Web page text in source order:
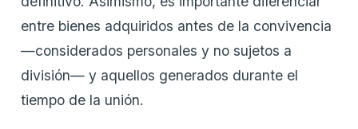
entre bienes adquiridos antes de la convivencia
—considerados personales y no sujetos a
división— y aquellos generados durante el
tiempo de la unión.